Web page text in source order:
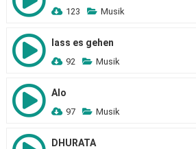
123 Musik
lass es gehen
92 Musik
Alo
97 Musik
DHURATA